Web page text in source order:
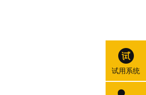
试用系统